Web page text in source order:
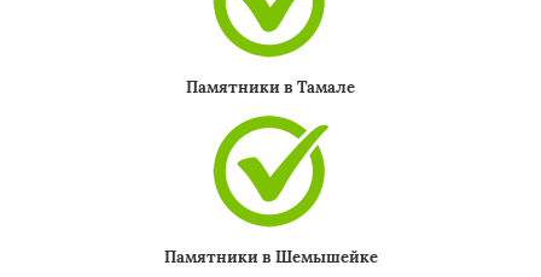
Памятники в Тамале
Памятники в Шемышейке